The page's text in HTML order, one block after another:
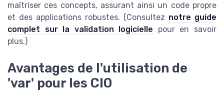
maîtriser ces concepts, assurant ainsi un code propre
et des applications robustes. (Consultez notre guide
complet sur la validation logicielle pour en savoir
plus.)
Avantages de l'utilisation de
'var' pour les CIO